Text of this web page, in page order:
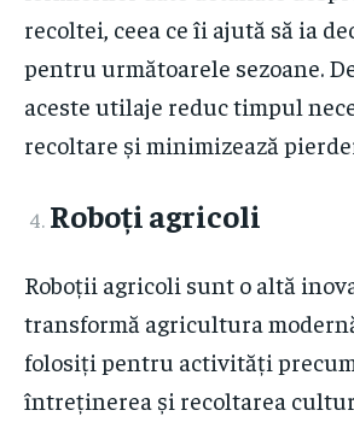
recoltei, ceea ce îi ajută să ia
pentru următoarele sezoane.
aceste utilaje reduc timpul
recoltare și minimizează
Roboți agricoli
Roboții agricoli sunt o altă
transformă agricultura
folosiți pentru activități
întreținerea și recoltarea